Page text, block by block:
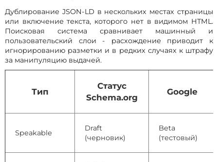
Дублирование JSON-LD в нескольких местах страницы
или включение текста, которого нет в видимом HTML.
Поисковая система сравнивает машинный и
пользовательский слои - расхождение приводит к
игнорированию разметки и в редких случаях к штрафу
за манипуляцию выдачей.
Тип
Статус
Schema.org
Google
Speakable
Draft
(черновик)
Beta
(тестовый)